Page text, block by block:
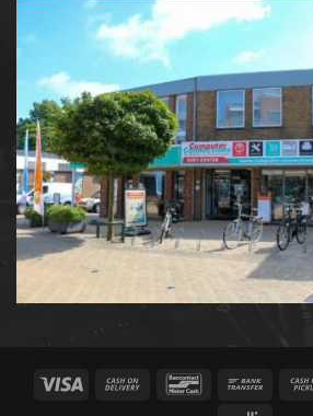
Visa
Cash
Bancontact Bank